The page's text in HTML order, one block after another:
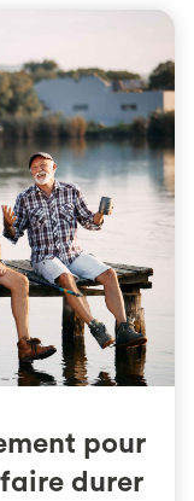
pour
durer